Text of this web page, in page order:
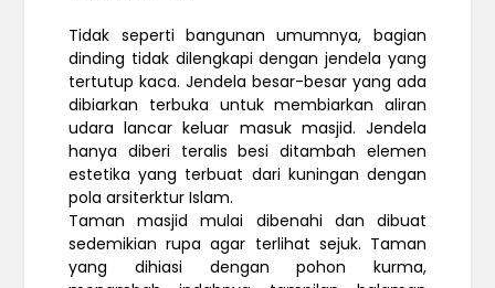
Tidak seperti bangunan umumnya, bagian
dinding tidak dilengkapi dengan jendela yang
tertutup kaca. Jendela besar-besar yang ada
dibiarkan terbuka untuk membiarkan aliran
udara lancar keluar masuk masjid. Jendela
hanya diberi teralis besi ditambah elemen
estetika yang terbuat dari kuningan dengan
pola arsiterktur Islam.
Taman masjid mulai dibenahi dan dibuat
sedemikian rupa agar terlihat sejuk. Taman
yang dihiasi dengan pohon kurma,